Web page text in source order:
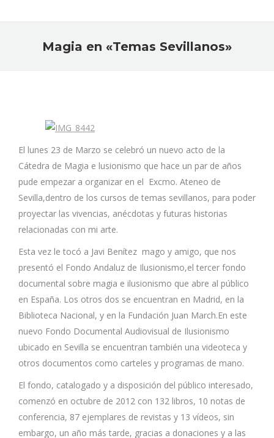
Magia en «Temas Sevillanos»
El lunes 23 de Marzo se celebró un nuevo acto de la
Cátedra de Magia e lusionismo que hace un par de años
pude empezar a organizar en el Excmo. Ateneo de
Sevilla,dentro de los cursos de temas sevillanos, para poder
proyectar las vivencias, anécdotas y futuras historias
relacionadas con mi arte.
Esta vez le tocó a Javi Benítez mago y amigo, que nos
presentó el Fondo Andaluz de Ilusionismo,el tercer fondo
documental sobre magia e ilusionismo que abre al público
en España. Los otros dos se encuentran en Madrid, en la
Biblioteca Nacional, y en la Fundación Juan March.En este
nuevo Fondo Documental Audiovisual de Ilusionismo
ubicado en Sevilla se encuentran también una videoteca y
otros documentos como carteles y programas de mano.
El fondo, catalogado y a disposición del público interesado,
comenzó en octubre de 2012 con 132 libros, 10 notas de
conferencia, 87 ejemplares de revistas y 13 vídeos, sin
embargo, un año más tarde, gracias a donaciones y a las